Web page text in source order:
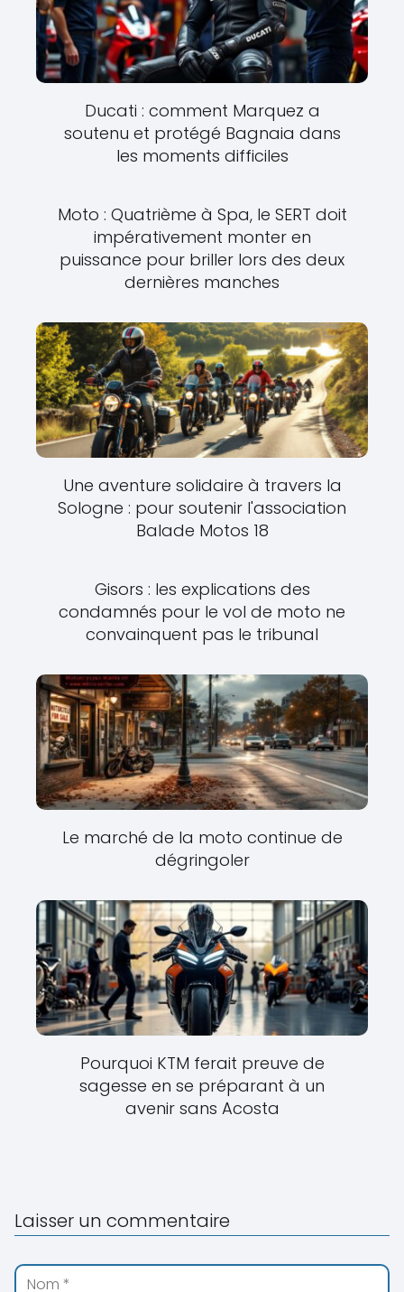
Ducati : comment Marquez a
soutenu et protégé Bagnaia dans
les moments difficiles
Moto : Quatrième à Spa, le SERT doit
impérativement monter en
puissance pour briller lors des deux
dernières manches
Une aventure solidaire à travers la
Sologne : pour soutenir l'association
Balade Motos 18
Gisors : les explications des
condamnés pour le vol de moto ne
convainquent pas le tribunal
Le marché de la moto continue de
dégringoler
Pourquoi KTM ferait preuve de
sagesse en se préparant à un
avenir sans Acosta
Laisser un commentaire